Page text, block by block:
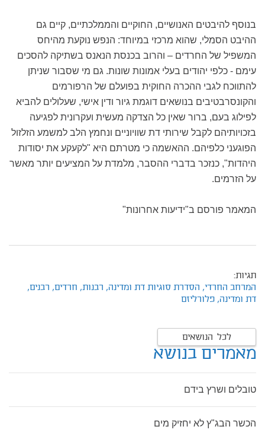
בנוסף להיבטים האנושיים, החוקיים והממלכתיים, קיים גם
ההיבט הסמלי, שהוא מרכזי במיוחד: הנפש נוקעת מהיחס
המשפיל של החרדים – והרוב בכנסת הנאנס בשתיקה להסכים
עימם - כלפי יהודים בעלי אמונות שונות. גם מי שסבור שניתן
להתווכח לגבי ההכרה החוקית בפועלם של הרפורמים
והקונסרבטיבים בנושאים דוגמת גיור ודין אישי, שעלולים להביא
לפילוג בעם, ברור שאין כל הצדקה מעשית ועקרונית לפגיעה
בזכויותיהם לקבל שירותי דת שוויוניים ונחמץ הלב למשמע הזלזול
הפוגעני כלפיהם. ההאשמה כי מטרתם היא "לקעקע את יסודות
היהדות", כנזכר בדברי ההסבר, מלמדת על המציעים יותר מאשר
על הזרמים.
המאמר פורסם ב"ידיעות אחרונות"
תגיות:
המרחב החרדי, הסדרת סוגיות דת ומדינה, רבנות, חרדים, רבנים,
דת ומדינה, פלורליזם
לכל הנושאים
מאמרים בנושא
טובלים ושרץ בידם
הכשר הבג"ץ לא יחזיק מים